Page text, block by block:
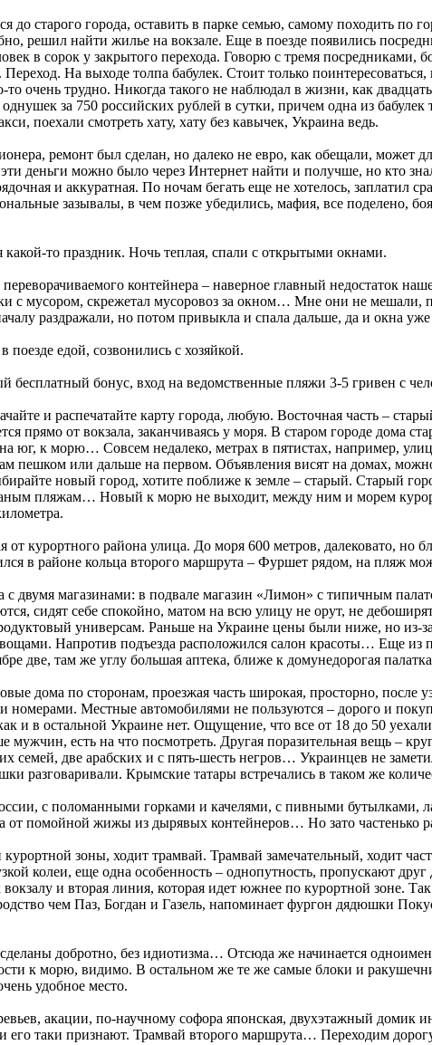
до старого города, оставить в парке семью, самому походить по
решил найти жилье на вокзале. Еще в поезде появились
в сорок у закрытого перехода. Говорю с тремя
Переход. На выходе толпа бабулек. Стоит только
то очень трудно. Никогда такого не наблюдал в жизни, как
за 750 российских рублей в сутки, причем одна из
поехали смотреть хату, хату без кавычек, Украина ведь.
ремонт был сделан, но далеко не евро, как обещали, может
деньги можно было через Интернет найти и получше, но кто
и аккуратная. По ночам бегать еще не хотелось, заплатил
зазывалы, в чем позже убедились, мафия, все поделено,
то праздник. Ночь теплая, спали с открытыми окнами.
контейнера – наверное главный недостаток
с мусором, скрежетал мусоровоз за окном… Мне они не мешали,
раздражали, но потом привыкла и спала дальше, да и окна уже
едой, созвонились с хозяйкой.
бесплатный бонус, вход на ведомственные пляжи 3-5 гривен с
и распечатайте карту города, любую. Восточная часть –
прямо от вокзала, заканчиваясь у моря. В старом городе дома
юг, к морю… Совсем недалеко, метрах в пятистах, например,
пешком или дальше на первом. Объявления висят на домах,
новый город, хотите поближе к земле – старый. Старый
пляжам… Новый к морю не выходит, между ним и морем
курортного района улица. До моря 600 метров, далековато, но
в районе кольца второго маршрута – Фуршет рядом, на пляж
двумя магазинами: в подвале магазин «Лимон» с типичным
сидят себе спокойно, матом на всю улицу не орут, не
универсам. Раньше на Украине цены были ниже, но из-
Напротив подъезда расположился салон красоты… Еще из
две, там же углу большая аптека, ближе к домунедорогая
дома по сторонам, проезжая часть широкая, просторно, после
номерами. Местные автомобилями не пользуются – дорого и
и в остальной Украине нет. Ощущение, что все от 18 до 50
есть на что посмотреть. Другая поразительная вещь –
семей, две арабских и с пять-шесть негров… Украинцев не
разговаривали. Крымские татары встречались в таком же
с поломанными горками и качелями, с пивными
от помойной жижы из дырявых контейнеров… Но зато частенько
зоны, ходит трамвай. Трамвай замечательный, ходит
колеи, еще одна особенность – однопутность, пропускают
вокзалу и вторая линия, которая идет южнее по курортной зоне.
чем Паз, Богдан и Газель, напоминает фургон дядюшки
добротно, без идиотизма… Отсюда же начинается
к морю, видимо. В остальном же те же самые блоки и
удобное место.
акации, по-научному софора японская, двухэтажный
его таки признают. Трамвай второго маршрута… Переходим